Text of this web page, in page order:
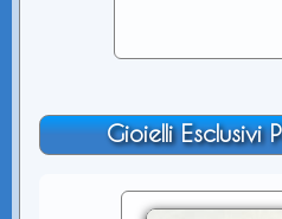
Gioielli Esclusivi